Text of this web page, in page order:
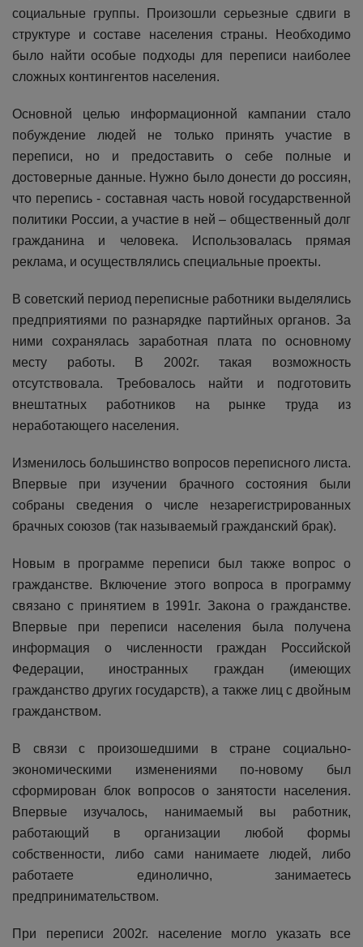
социальные группы. Произошли серьезные сдвиги в
структуре и составе населения страны. Необходимо
было найти особые подходы для переписи наиболее
сложных контингентов населения.
Основной целью информационной кампании стало
побуждение людей не только принять участие в
переписи, но и предоставить о себе полные и
достоверные данные. Нужно было донести до россиян,
что перепись - составная часть новой государственной
политики России, а участие в ней – общественный долг
гражданина и человека. Использовалась прямая
реклама, и осуществлялись специальные проекты.
В советский период переписные работники выделялись
предприятиями по разнарядке партийных органов. За
ними сохранялась заработная плата по основному
месту работы. В 2002г. такая возможность
отсутствовала. Требовалось найти и подготовить
внештатных работников на рынке труда из
неработающего населения.
Изменилось большинство вопросов переписного листа.
Впервые при изучении брачного состояния были
собраны сведения о числе незарегистрированных
брачных союзов (так называемый гражданский брак).
Новым в программе переписи был также вопрос о
гражданстве. Включение этого вопроса в программу
связано с принятием в 1991г. Закона о гражданстве.
Впервые при переписи населения была получена
информация о численности граждан Российской
Федерации, иностранных граждан (имеющих
гражданство других государств), а также лиц с двойным
гражданством.
В связи с произошедшими в стране социально-
экономическими изменениями по-новому был
сформирован блок вопросов о занятости населения.
Впервые изучалось, нанимаемый вы работник,
работающий в организации любой формы
собственности, либо сами нанимаете людей, либо
работаете единолично, занимаетесь
предпринимательством.
При переписи 2002г. население могло указать все